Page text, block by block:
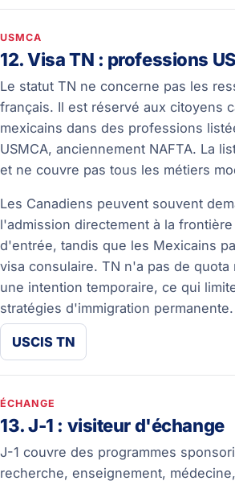
USMCA
12. Visa TN : professions
Le statut TN ne concerne pas les
français. Il est réservé aux citoyens
mexicains dans des professions
USMCA, anciennement NAFTA. La
et ne couvre pas tous les métiers
Les Canadiens peuvent souvent
l'admission directement à la
d'entrée, tandis que les Mexicains
visa consulaire. TN n'a pas de quota
une intention temporaire, ce qui
stratégies d'immigration permanente.
USCIS TN
ÉCHANGE
13. J-1 : visiteur d'échange
J-1 couvre des programmes
recherche, enseignement,